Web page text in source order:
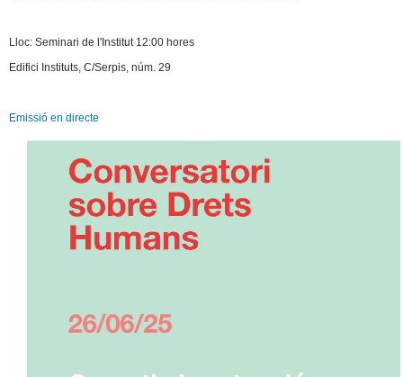
Lloc: Seminari de l'Institut 12:00 hores
Edifici Instituts, C/Serpis, núm. 29
Emissió en directe